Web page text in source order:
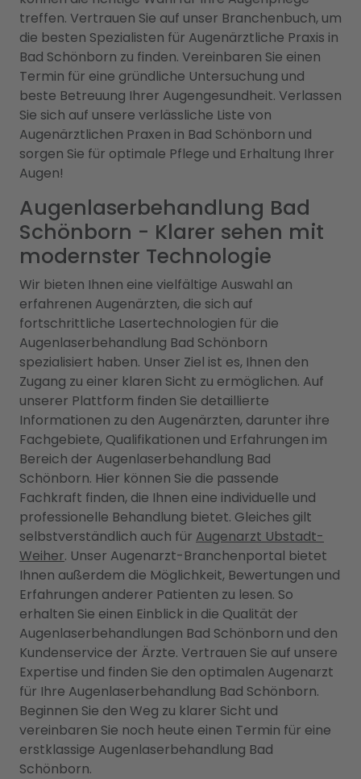
treffen. Vertrauen Sie auf unser Branchenbuch, um
die besten Spezialisten für Augenärztliche Praxis in
Bad Schönborn zu finden. Vereinbaren Sie einen
Termin für eine gründliche Untersuchung und
beste Betreuung Ihrer Augengesundheit. Verlassen
Sie sich auf unsere verlässliche Liste von
Augenärztlichen Praxen in Bad Schönborn und
sorgen Sie für optimale Pflege und Erhaltung Ihrer
Augen!
Augenlaserbehandlung Bad
Schönborn - Klarer sehen mit
modernster Technologie
Wir bieten Ihnen eine vielfältige Auswahl an
erfahrenen Augenärzten, die sich auf
fortschrittliche Lasertechnologien für die
Augenlaserbehandlung Bad Schönborn
spezialisiert haben. Unser Ziel ist es, Ihnen den
Zugang zu einer klaren Sicht zu ermöglichen. Auf
unserer Plattform finden Sie detaillierte
Informationen zu den Augenärzten, darunter ihre
Fachgebiete, Qualifikationen und Erfahrungen im
Bereich der Augenlaserbehandlung Bad
Schönborn. Hier können Sie die passende
Fachkraft finden, die Ihnen eine individuelle und
professionelle Behandlung bietet. Gleiches gilt
selbstverständlich auch für Augenarzt Ubstadt-
Weiher. Unser Augenarzt-Branchenportal bietet
Ihnen außerdem die Möglichkeit, Bewertungen und
Erfahrungen anderer Patienten zu lesen. So
erhalten Sie einen Einblick in die Qualität der
Augenlaserbehandlungen Bad Schönborn und den
Kundenservice der Ärzte. Vertrauen Sie auf unsere
Expertise und finden Sie den optimalen Augenarzt
für Ihre Augenlaserbehandlung Bad Schönborn.
Beginnen Sie den Weg zu klarer Sicht und
vereinbaren Sie noch heute einen Termin für eine
erstklassige Augenlaserbehandlung Bad
Schönborn.